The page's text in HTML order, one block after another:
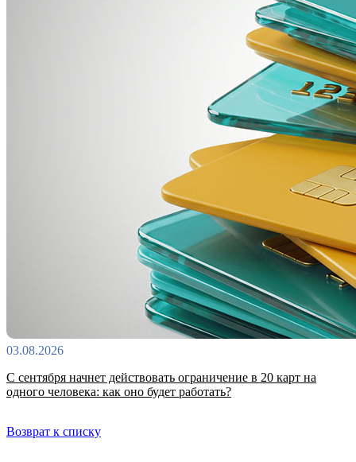
03.08.2026
С сентября начнет действовать ограничение в 20 карт на
одного человека: как оно будет работать?
Возврат к списку